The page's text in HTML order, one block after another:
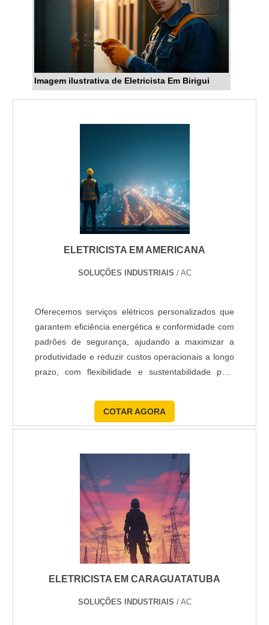
Imagem ilustrativa de Eletricista Em Birigui
ELETRICISTA EM AMERICANA
SOLUÇÕES INDUSTRIAIS / AC
Oferecemos serviços elétricos personalizados que
garantem eficiência energética e conformidade com
padrões de segurança, ajudando a maximizar a
produtividade e reduzir custos operacionais a longo
prazo, com flexibilidade e sustentabilidade para
COTAR AGORA
ELETRICISTA EM CARAGUATATUBA
SOLUÇÕES INDUSTRIAIS / AC